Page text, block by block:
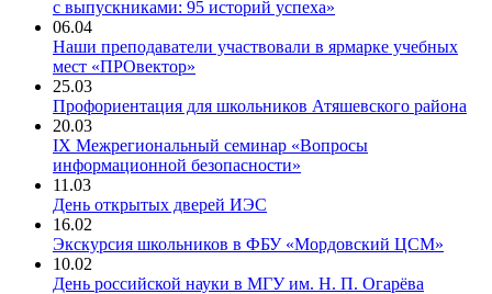
с выпускниками: 95 историй успеха»
06.04
Наши преподаватели участвовали в ярмарке учебных
мест «ПРОвектор»
25.03
Профориентация для школьников Атяшевского района
20.03
IX Межрегиональный семинар «Вопросы
информационной безопасности»
11.03
День открытых дверей ИЭС
16.02
Экскурсия школьников в ФБУ «Мордовский ЦСМ»
10.02
День российской науки в МГУ им. Н. П. Огарёва